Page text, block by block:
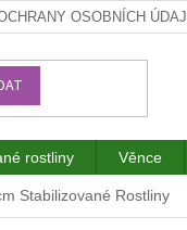
OSOBNÍCH
rostliny Věnce
Stabilizované Rostliny